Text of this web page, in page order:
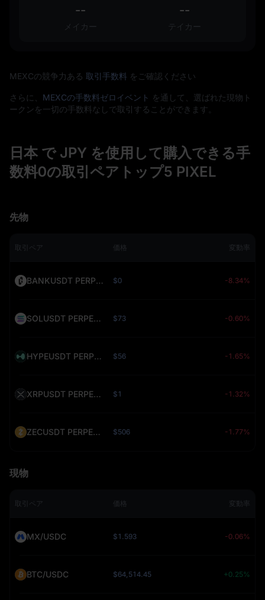
--
メイカー
--
テイカー
MEXCの競争力ある 取引手数料 をご確認ください
さらに、 MEXCの手数料ゼロイベント を通して、選ばれた現物ト
ークンを一切の手数料なしで取引することができます。
日本 で JPY を使用して購入できる手
数料0の取引ペアトップ5 PIXEL
先物
取引ペア 価格 変動率
BANKUSDT PERPETUAL (BANK) $0 -8.34%
SOLUSDT PERPETUAL (SOL) $73 -0.60%
HYPEUSDT PERPETUAL (HYPE) $56 -1.65%
XRPUSDT PERPETUAL (XRP) $1 -1.32%
ZECUSDT PERPETUAL (ZEC) $506 -1.77%
現物
取引ペア 価格 変動率
MX/USDC $1.593 -0.06%
BTC/USDC $64,514.45 +0.25%